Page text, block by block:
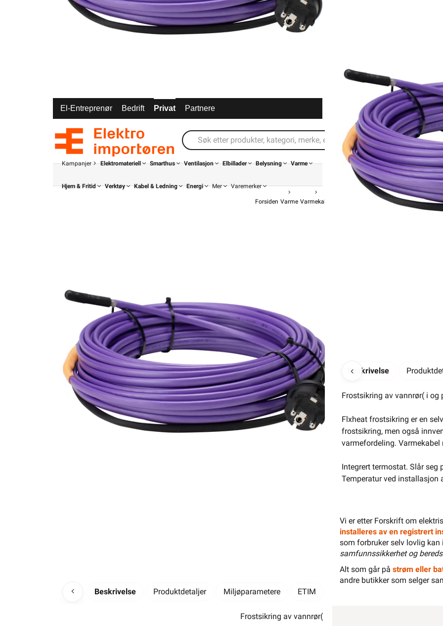
El-Entreprenør Bedrift Privat Partnere
Kampanjer Elektromateriell Smarthus Ventilasjon Elbillader Belysning Varme
Hjem & Fritid Verktøy Kabel & Ledning Energi Mer Varemerker
Forsiden Varme Varmekabel Varmekabel Frostsikring Vannrør
- +
Elektrisk materiell beregnet
av
Selvreg.Frosts.fvannr.
Beskrivelse Produktdetaljer Miljøparametere ETIM
Frostsikring av vannrør( i og på rør) Selvbegrensede 11WM
Beskrivelse
Frostsikring av vannrør( i og
Flxheat frostsikring er en
frostsikring, men også
varmefordeling.
Integrert termostat. Slår seg
Temperatur ved installasjon
Vi er etter Forskrift om
installeres av en registrert
som forbruker selv lovlig kan
samfunnssikkerhet og
Alt som går på strøm eller
andre butikker som selger